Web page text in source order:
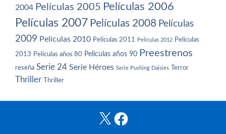
2004 Películas 2005 Películas 2006
Películas 2007 Películas 2008 Películas
2009 Películas 2010 Películas 2011 Películas 2012 Películas
2013 Películas años 80 Películas años 90 Preestrenos
reseña Serie 24 Serie Héroes Serie Pushing Daisies Terror
Thriller Thriller
X Facebook